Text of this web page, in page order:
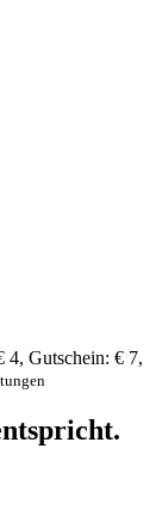
4, Gutschein: € 7,